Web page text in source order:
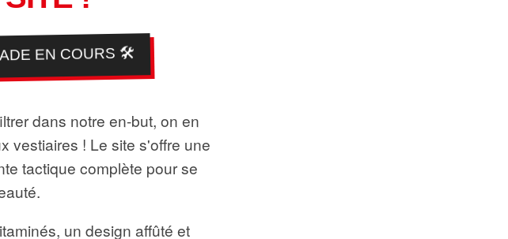
EN COURS 🛠️
dans notre en-but, on en
vestiaires ! Le site s'offre une
tactique complète pour se
un design affûté et